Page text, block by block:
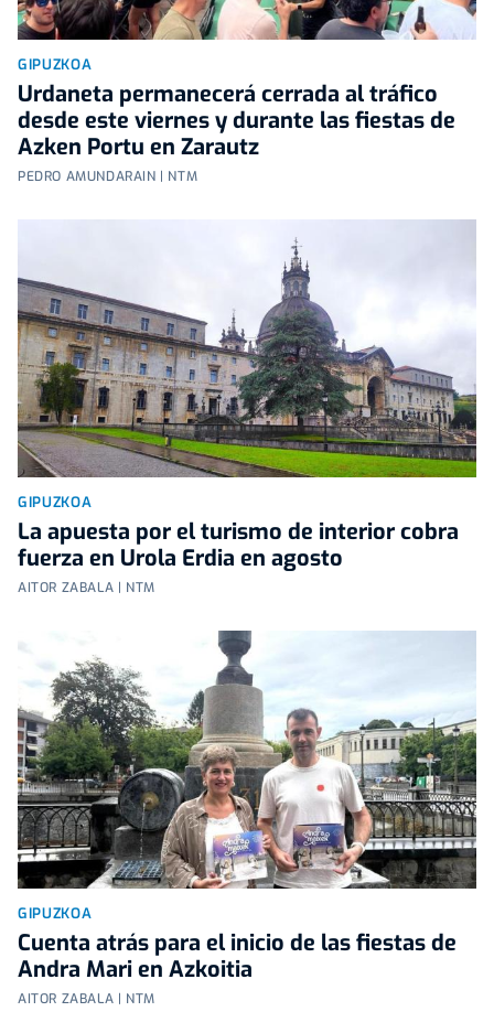
GIPUZKOA
Urdaneta permanecerá cerrada al tráfico
desde este viernes y durante las fiestas de
Azken Portu en Zarautz
PEDRO AMUNDARAIN | NTM
GIPUZKOA
La apuesta por el turismo de interior cobra
fuerza en Urola Erdia en agosto
AITOR ZABALA | NTM
GIPUZKOA
Cuenta atrás para el inicio de las fiestas de
Andra Mari en Azkoitia
AITOR ZABALA | NTM